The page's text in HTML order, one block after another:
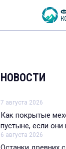
НОВОСТИ
7 августа 2026
Как покрытые
пустыне, если они
6 августа 2026